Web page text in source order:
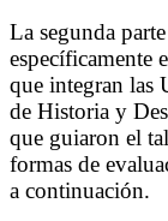
La segunda
específicamente
que integran las
de Historia y
que guiaron el
formas de
a continuación.